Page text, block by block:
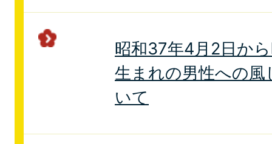
昭和37年4月2日か
生まれの男性への風
いて